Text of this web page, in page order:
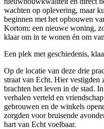
wachten op oplevering, maar
beginnen met het opbouwen
Kortom: een nieuwe woning,
klaar om in te wonen én om
Een plek met geschiedenis,
Op de locatie van deze drie
straat van Echt. Hier vestigden
brachten het leven in de stad.
verhalen verteld en
gebrouwen en de winkels
zorgden voor bruisende
hart van Echt voelbaar.